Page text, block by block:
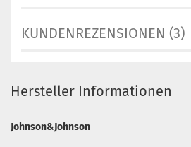
KUNDENREZENSIONEN (3)
Hersteller Informationen
Johnson&Johnson